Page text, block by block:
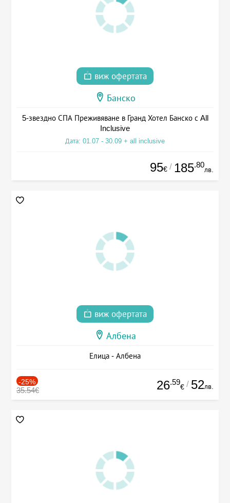
виж офертата
Банско
5-звездно СПА Преживяване в Гранд Хотел Банско с All
Inclusive
Дата: 01.07 - 30.09 + all inclusive
95€ / 185.80
лв.
виж офертата
Албена
Елица - Албена
-25%
35.54€ 26.59
€ / 52лв.